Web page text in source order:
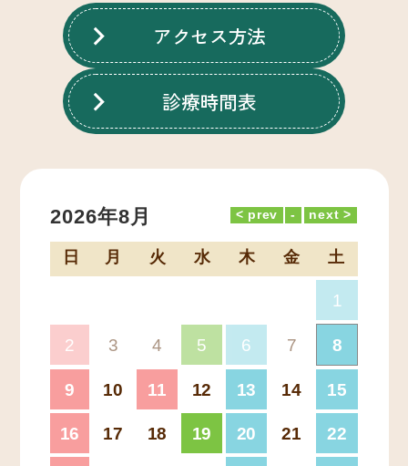
アクセス方法
診療時間表
2026年8月
日 月 火 水 木 金 土
1
2 3 4 5 6 7 8
9 10 11 12 13 14 15
16 17 18 19 20 21 22